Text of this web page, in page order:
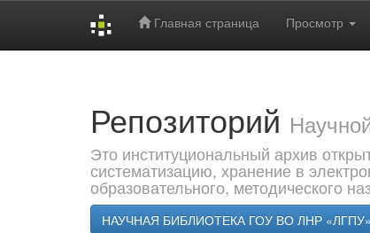
Главная страница Просмотр
Репозиторий
Это институциональный архив
систематизацию, хранение в
образовательного, методического
НАУЧНАЯ БИБЛИОТЕКА ГОУ ВО ЛНР «ЛГПУ»